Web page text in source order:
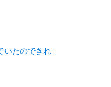
いたのできれ